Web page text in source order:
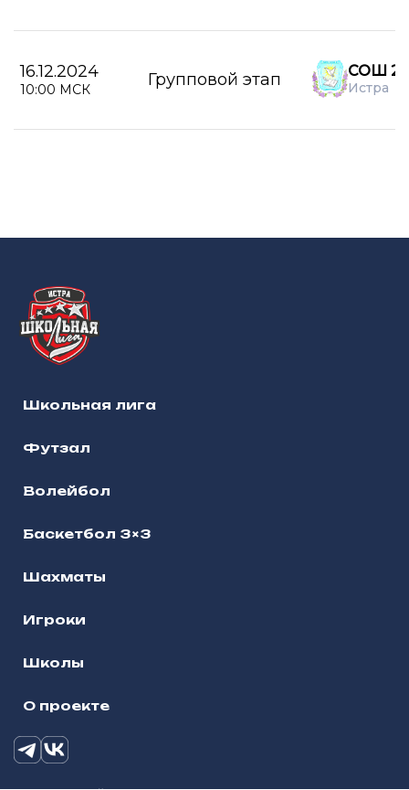
16.12.2024
10:00 МСК Групповой этап СОШ 2
Истра
Школьная лига
Футзал
Волейбол
Баскетбол 3×3
Шахматы
Игроки
Школы
О проекте